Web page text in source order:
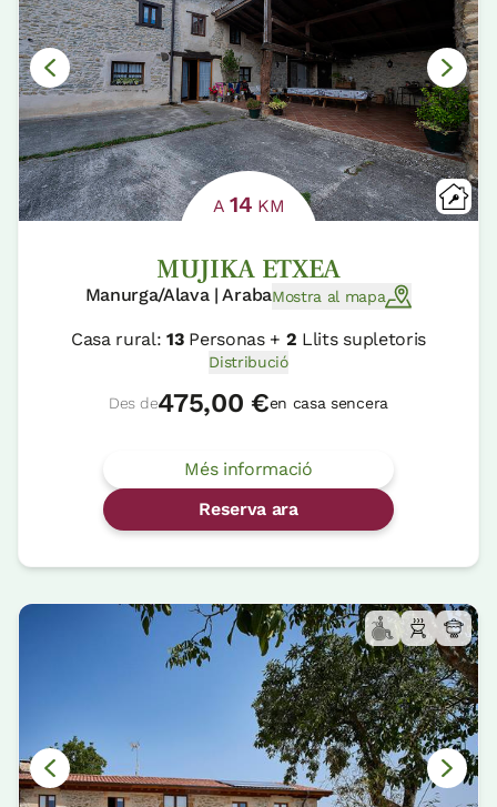
A 14 KM
MUJIKA ETXEA
Manurga/Alava | ArabaMostra al mapa
Casa rural:13Personas + 2 Llits supletoris
Distribució
Des de475,00 €en casa sencera
Més informació
Reserva ara